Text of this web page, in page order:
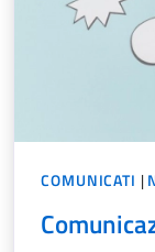
COMUNICATI |